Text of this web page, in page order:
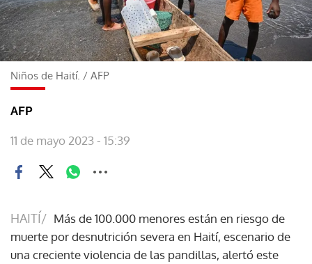
Niños de Haití. / AFP
AFP
11 de mayo 2023 - 15:39
HAITÍ/ Más de 100.000 menores están en riesgo de
muerte por desnutrición severa en Haití, escenario de
una creciente violencia de las pandillas, alertó este